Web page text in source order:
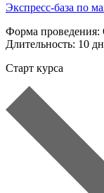
Экспресс-база по
Форма проведения:
Длительность: 10
Старт курса